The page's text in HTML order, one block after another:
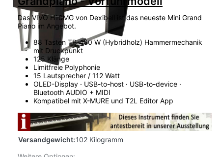
Das VIVO H10MG von Dexibell ist das neueste Mini Grand
Piano im Angebot.
88 Tasten TP-400 W (Hybridholz) Hammermechanik
mit Druckpunkt
125 Klänge
Limitfreie Polyphonie
15 Lautsprecher / 112 Watt
OLED-Display · USB-to-host · USB-to-device ·
Bluetooth AUDIO + MIDI
Kompatibel mit X-MURE und T2L Editor App
Versandgewicht:102 Kilogramm